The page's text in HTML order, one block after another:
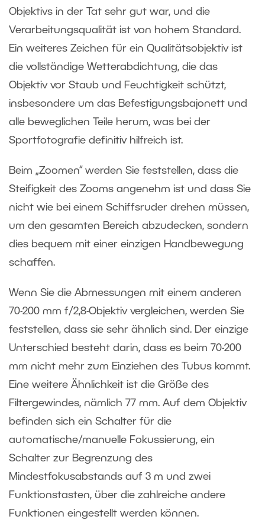
Objektivs in der Tat sehr gut war, und die
Verarbeitungsqualität ist von hohem Standard.
Ein weiteres Zeichen für ein Qualitätsobjektiv ist
die vollständige Wetterabdichtung, die das
Objektiv vor Staub und Feuchtigkeit schützt,
insbesondere um das Befestigungsbajonett und
alle beweglichen Teile herum, was bei der
Sportfotografie definitiv hilfreich ist.
Beim „Zoomen“ werden Sie feststellen, dass die
Steifigkeit des Zooms angenehm ist und dass Sie
nicht wie bei einem Schiffsruder drehen müssen,
um den gesamten Bereich abzudecken, sondern
dies bequem mit einer einzigen Handbewegung
schaffen.
Wenn Sie die Abmessungen mit einem anderen
70-200 mm f/2,8-Objektiv vergleichen, werden Sie
feststellen, dass sie sehr ähnlich sind. Der einzige
Unterschied besteht darin, dass es beim 70-200
mm nicht mehr zum Einziehen des Tubus kommt.
Eine weitere Ähnlichkeit ist die Größe des
Filtergewindes, nämlich 77 mm. Auf dem Objektiv
befinden sich ein Schalter für die
automatische/manuelle Fokussierung, ein
Schalter zur Begrenzung des
Mindestfokusabstands auf 3 m und zwei
Funktionstasten, über die zahlreiche andere
Funktionen eingestellt werden können.